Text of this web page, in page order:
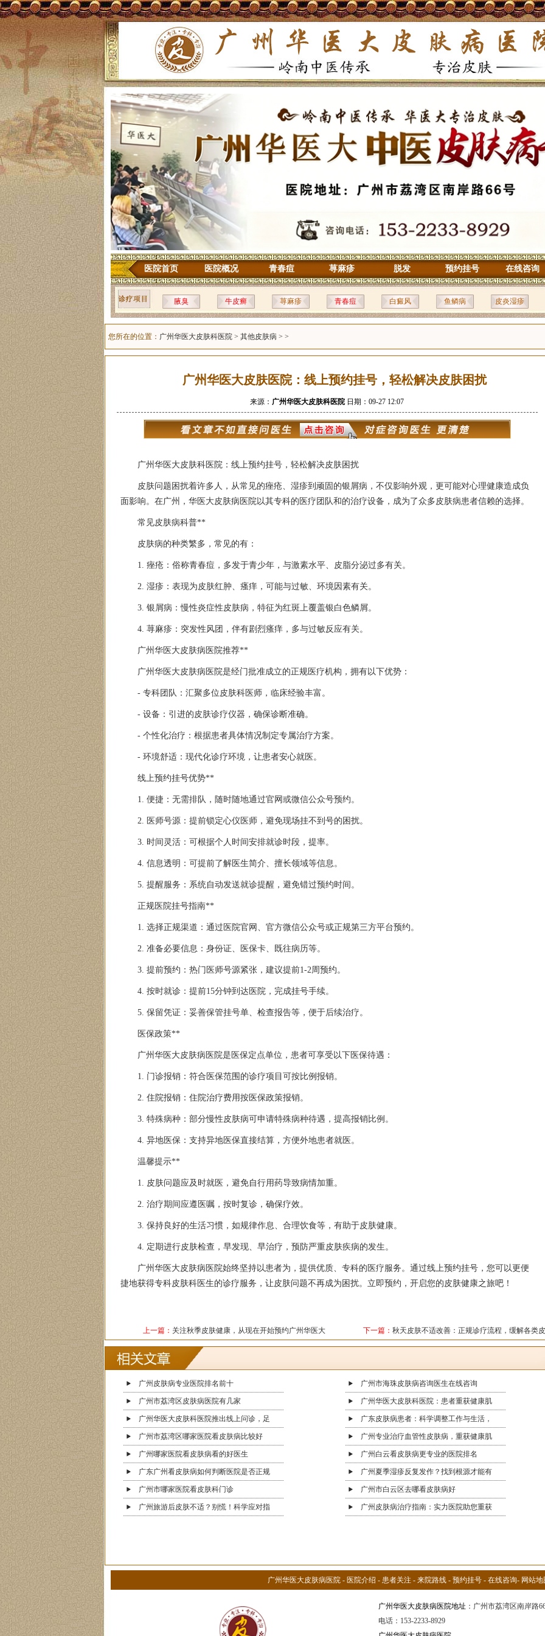
医院首页 医院概况 青春痘 荨麻疹 脱发 预约挂号 在线咨询
腋臭 牛皮癣 荨麻疹 青春痘 白癜风 鱼鳞病 皮炎湿疹
您所在的位置： 广州华医大皮肤科医院> 其他皮肤病> >
广州华医大皮肤医院：线上预约挂号，轻松解决皮肤困扰
来源： 广州华医大皮肤科医院 日期：09-27 12:07
广州华医大皮肤科医院：线上预约挂号，轻松解决皮肤困扰
皮肤问题困扰着许多人，从常见的痤疮、湿疹到顽固的银屑病，不仅影响外观，更可能对心理健康造成负
面影响。在广州，华医大皮肤病医院以其专科的医疗团队和的治疗设备，成为了众多皮肤病患者信赖的选择。
常见皮肤病科普**
皮肤病的种类繁多，常见的有：
1. 痤疮：俗称青春痘，多发于青少年，与激素水平、皮脂分泌过多有关。
2. 湿疹：表现为皮肤红肿、瘙痒，可能与过敏、环境因素有关。
3. 银屑病：慢性炎症性皮肤病，特征为红斑上覆盖银白色鳞屑。
4. 荨麻疹：突发性风团，伴有剧烈瘙痒，多与过敏反应有关。
广州华医大皮肤病医院推荐**
广州华医大皮肤病医院是经门批准成立的正规医疗机构，拥有以下优势：
- 专科团队：汇聚多位皮肤科医师，临床经验丰富。
- 设备：引进的皮肤诊疗仪器，确保诊断准确。
- 个性化治疗：根据患者具体情况制定专属治疗方案。
- 环境舒适：现代化诊疗环境，让患者安心就医。
线上预约挂号优势**
1. 便捷：无需排队，随时随地通过官网或微信公众号预约。
2. 医师号源：提前锁定心仪医师，避免现场挂不到号的困扰。
3. 时间灵活：可根据个人时间安排就诊时段，提率。
4. 信息透明：可提前了解医生简介、擅长领域等信息。
5. 提醒服务：系统自动发送就诊提醒，避免错过预约时间。
正规医院挂号指南**
1. 选择正规渠道：通过医院官网、官方微信公众号或正规第三方平台预约。
2. 准备必要信息：身份证、医保卡、既往病历等。
3. 提前预约：热门医师号源紧张，建议提前1-2周预约。
4. 按时就诊：提前15分钟到达医院，完成挂号手续。
5. 保留凭证：妥善保管挂号单、检查报告等，便于后续治疗。
医保政策**
广州华医大皮肤病医院是医保定点单位，患者可享受以下医保待遇：
1. 门诊报销：符合医保范围的诊疗项目可按比例报销。
2. 住院报销：住院治疗费用按医保政策报销。
3. 特殊病种：部分慢性皮肤病可申请特殊病种待遇，提高报销比例。
4. 异地医保：支持异地医保直接结算，方便外地患者就医。
温馨提示**
1. 皮肤问题应及时就医，避免自行用药导致病情加重。
2. 治疗期间应遵医嘱，按时复诊，确保疗效。
3. 保持良好的生活习惯，如规律作息、合理饮食等，有助于皮肤健康。
4. 定期进行皮肤检查，早发现、早治疗，预防严重皮肤疾病的发生。
广州华医大皮肤病医院始终坚持以患者为，提供优质、专科的医疗服务。通过线上预约挂号，您可以更便
捷地获得专科皮肤科医生的诊疗服务，让皮肤问题不再成为困扰。立即预约，开启您的皮肤健康之旅吧！
上一篇： 关注秋季皮肤健康，从现在开始预约广州华医大 下一篇： 秋天皮肤不适改善：正规诊疗流程，缓解各类皮
肤难题
广州皮肤病专业医院排名前十 广州市海珠皮肤病咨询医生在线咨询
广州市荔湾区皮肤病医院有几家 广州华医大皮肤科医院：患者重获健康肌
广州华医大皮肤科医院推出线上问诊，足 广东皮肤病患者：科学调整工作与生活，
广州市荔湾区哪家医院看皮肤病比较好 广州专业治疗血管性皮肤病，重获健康肌
广州哪家医院看皮肤病看的好医生 广州白云看皮肤病更专业的医院排名
广东广州看皮肤病如何判断医院是否正规 广州夏季湿疹反复发作？找到根源才能有
广州市哪家医院看皮肤科门诊 广州市白云区去哪看皮肤病好
广州旅游后皮肤不适？别慌！科学应对指 广州皮肤病治疗指南：实力医院助您重获
广州华医大皮肤病医院- 医院介绍 - 患者关注 - 来院路线- 预约挂号- 在线咨询- 网站地
广州华医大皮肤病医院地址 ：广州市荔湾区南岸路
电话：153-2233-8929